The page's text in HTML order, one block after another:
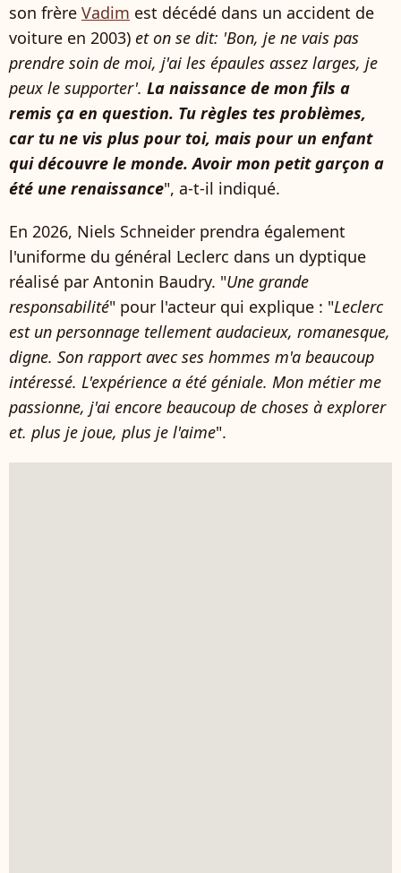
son frère Vadim est décédé dans un accident de
voiture en 2003) et on se dit: 'Bon, je ne vais pas
prendre soin de moi, j'ai les épaules assez larges, je
peux le supporter'. La naissance de mon fils a
remis ça en question. Tu règles tes problèmes,
car tu ne vis plus pour toi, mais pour un enfant
qui découvre le monde. Avoir mon petit garçon a
été une renaissance", a-t-il indiqué.
En 2026, Niels Schneider prendra également
l'uniforme du général Leclerc dans un dyptique
réalisé par Antonin Baudry. "Une grande
responsabilité" pour l'acteur qui explique : "Leclerc
est un personnage tellement audacieux, romanesque,
digne. Son rapport avec ses hommes m'a beaucoup
intéressé. L'expérience a été géniale. Mon métier me
passionne, j'ai encore beaucoup de choses à explorer
et. plus je joue, plus je l'aime".